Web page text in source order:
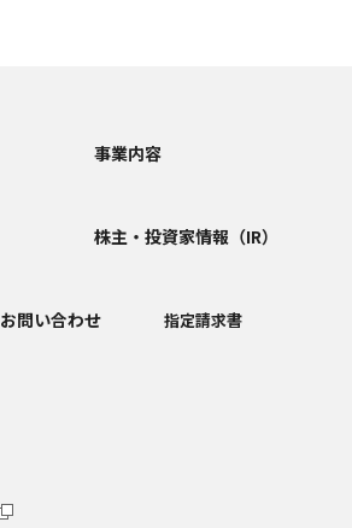
事業内容
株主・投資家情報（IR）
お問い合わせ 指定請求書